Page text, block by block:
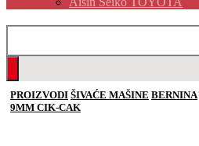
PROIZVODI ŠIVAĆE MAŠINE BERNINA
9MM CIK-CAK